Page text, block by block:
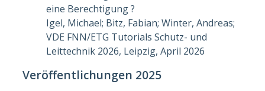
eine Berechtigung ?
Igel, Michael; Bitz, Fabian; Winter, Andreas;
VDE FNN/ETG Tutorials Schutz- und
Leittechnik 2026, Leipzig, April 2026
Veröffentlichungen 2025